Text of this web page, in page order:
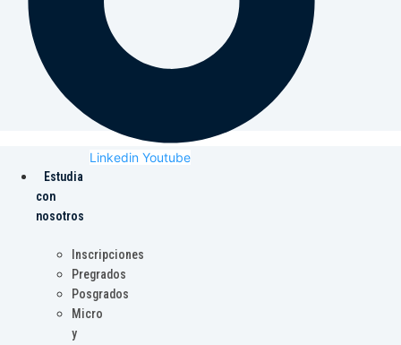
Linkedin Youtube
Estudia
con
nosotros
Inscripciones
Pregrados
Posgrados
Micro
y